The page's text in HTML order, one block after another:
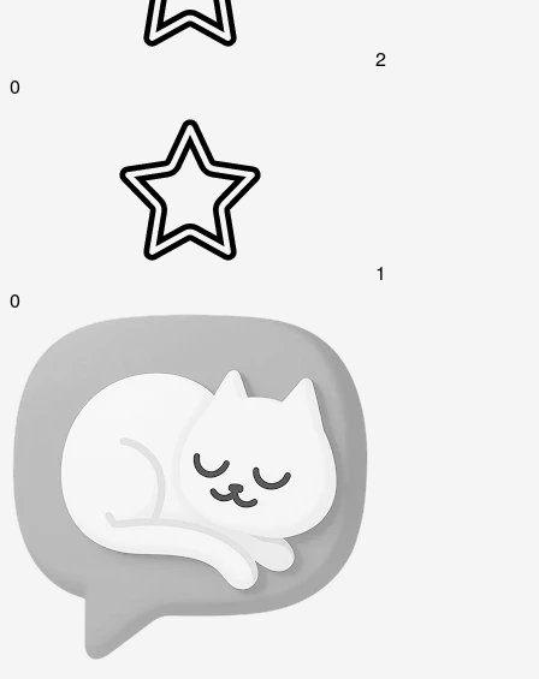
2
0
1
0